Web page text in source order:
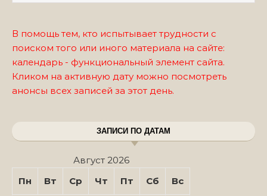
В помощь тем, кто испытывает трудности с
поиском того или иного материала на сайте:
календарь - функциональный элемент сайта.
Кликом на активную дату можно посмотреть
анонсы всех записей за этот день.
ЗАПИСИ ПО ДАТАМ
Август 2026
Пн
Вт Ср Чт Пт Сб Вс